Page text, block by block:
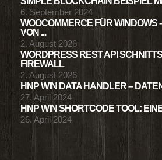
6. September 2024
WOOCOMMERCE FÜR WINDOWS
VON ...
2. August 2026
WORDPRESS REST API
FIREWALL
2. August 2026
HNP WIN DATA HANDLER –
27. April 2024
HNP WIN SHORTCODE TOOL:
26. April 2024